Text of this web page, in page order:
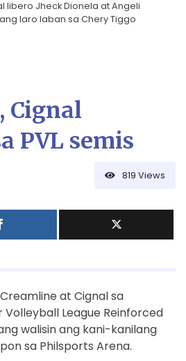
libero Jheck Dionela at Angeli
laro laban sa Chery Tiggo
Cignal
PVL semis
819 Views
at Cignal sa
League Reinforced
walisin ang kani-kanilang
sa Philsports Arena.